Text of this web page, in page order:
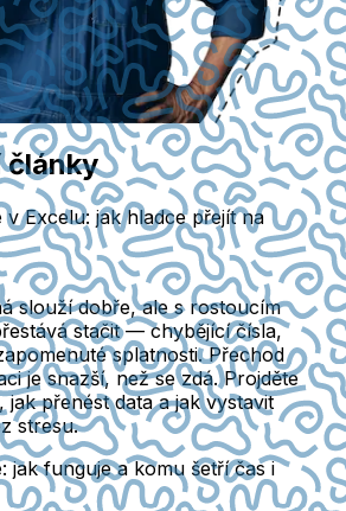
články
Excelu: jak hladce přejít na
slouží dobře, ale s rostoucím
stačit — chybějící čísla,
splatnosti. Přechod
je snazší, než se zdá. Projděte
jak přenést data a jak vystavit
stresu.
jak funguje a komu šetří čas i